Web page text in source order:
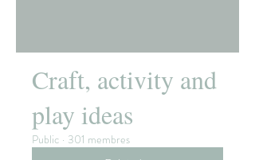
Craft, activity and
play ideas
Public · 301 membres